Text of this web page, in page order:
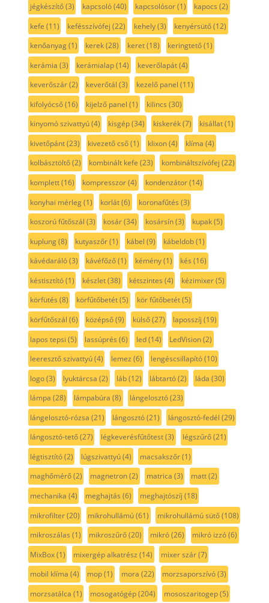
jégkészítő(3) kapcsoló(40) kapcsolósor(1) kapocs (2)
kefe (11) kefésszívófej (22) kehely(3) kenyérsütő(12)
kenőanyag(1) kerek(28) keret(18) keringtető(1)
kerámia (3) kerámialap(14) keverőlapát(4)
keverőszár(2) keverőtál (3) kezelő panel (11)
kifolyócső(16) kijelző panel (1) kilincs (30)
kinyomó szivattyú(4) kisgép(34) kiskerék(7) kisállat(1)
kivetőpánt(23) kivezető cső(1) klixon(4) klíma (4)
kolbásztöltő(2) kombinált kefe (23) kombináltszívófej (22)
komplett(16) kompresszor(4) kondenzátor(14)
konyhai mérleg(1) korlát(6) koronafűtés (3)
koszorú fűtőszál (3) kosár(34) kosársín(3) kupak(5)
kuplung(8) kutyaszőr(1) kábel (9) kábeldob(1)
kávédaráló(3) kávéfőző(1) kémény(1) kés (16)
késtisztító(1) készlet(38) kétszintes (4) kézimixer(5)
körfütés (8) körfűtőbetét(5) kör fűtőbetét(5)
körfűtőszál (6) középső(9) külső(27) laposszíj (19)
lapos tepsi (5) lassúprés (6) led(14) LedVision(2)
leeresztő szivattyú(4) lemez (6) lengéscsillapító(10)
logo(3) lyuktárcsa (2) láb(12) lábtartó(2) láda (30)
lámpa (28) lámpabúra (8) lángelosztó(23)
lángelosztó-rózsa (21) lángosztó(21) lángosztó-fedél (29)
lángosztó-tető(27) légkeverésfűtőtest(3) légszűrő(21)
légtisztító(2) lúgszivattyú(4) macsakszőr(1)
maghőmérő(2) magnetron(2) matrica (3) matt(2)
mechanika (4) meghajtás (6) meghajtószíj (18)
mikrofilter(20) mikrohullámú(61) mikrohullámú sütő(108)
mikroszálas (1) mikroszűrő(20) mikró(26) mikró izzó(6)
MixBox(1) mixergép alkatrész (14) mixer szár(7)
mobil klíma (4) mop(1) mora (22) morzsaporszívó(3)
morzsatálca (1) mosogatógép(204) mososzaritogep(5)